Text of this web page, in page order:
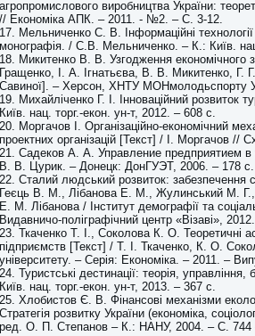
агропромислового виробництва України:
// Економіка АПК. – 2011. - №2. – С. 3-12.
17. Мельниченко С. В. Інформаційні
монографія. / С.В. Мельниченко. – К.: Київ.
18. Микитенко В. В. Узгодження економічного
Гращенко, І. А. Ігнатьєва, В. В. Микитенко, Г.
Савиної]. – Херсон, ХНТУ МОНмолодьспорту
19. Михайліченко Г. І. Інноваційний розвиток
Київ. нац. торг.-екон. ун-т, 2012. – 608 с.
20. Моргачов І. Організаційно-економічний
проектних організацій [Текст] / І. Моргачов //
21. Садеков А. А. Управление предприятием
В. В. Цурик. – Донецк: ДонГУЭТ, 2006. – 178 с.
22. Сталий людський розвиток: забезпечення
Геєць В. М., Лібанова Е. М., Жулинський М. Г.,
Е. М. Лібанова / Інститут демографії та
Видавничо-поліграфічний центр «Візаві»,
23. Ткаченко Т. І., Соколова К. О. Теоретичні
підприємств [Текст] / Т. І. Ткаченко, К. О.
університету. – Серія: Економіка. – 2011. –
24. Туристські дестинації: теорія,
Київ. нац. торг.-екон. ун-т, 2013. – 367 с.
25. Хлобистов Є. В. Фінансові механізми
Стратегія розвитку України (економіка,
ред. О. П. Степанов – К.: НАНУ, 2004. – С. 744